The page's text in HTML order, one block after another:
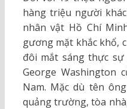
hàng triệu người
nhân vật Hồ Chí
gương mặt khắc khổ,
đôi mắt sáng thực
George Washington
Nam. Mặc dù tên
quảng trường, tòa